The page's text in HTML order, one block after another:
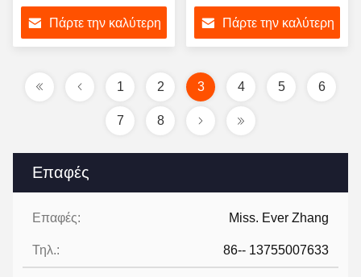
Επαφές
Επαφές: Miss. Ever Zhang
Τηλ.: 86-- 13755007633
λεπτο
Πάρτε την καλύτερη
συρρικνώνοντας
συσκευασία
Πάρτε την καλύτερη
1 2 3 4 5 6
7 8